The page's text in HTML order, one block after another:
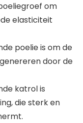
om
elasticiteit
poelie is om de
door de
katrol is
die sterk en